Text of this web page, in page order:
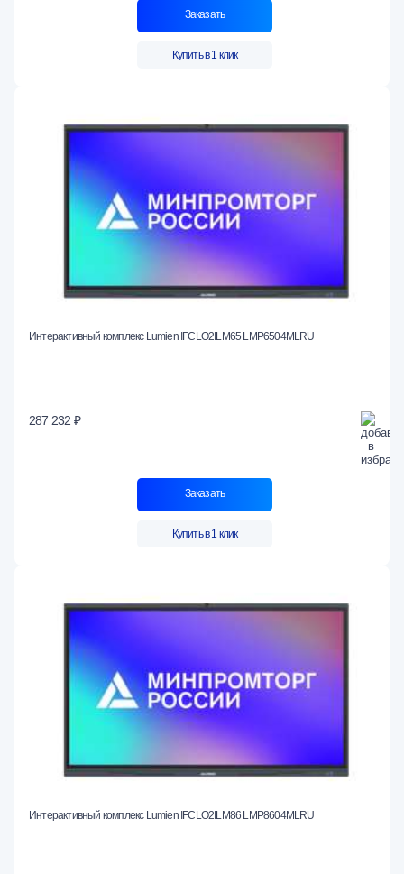
Заказать
Купить в 1 клик
Интерактивный комплекс Lumien IFCLO2ILM65 LMP6504MLRU
287 232 ₽
Заказать
Купить в 1 клик
Интерактивный комплекс Lumien IFCLO2ILM86 LMP8604MLRU